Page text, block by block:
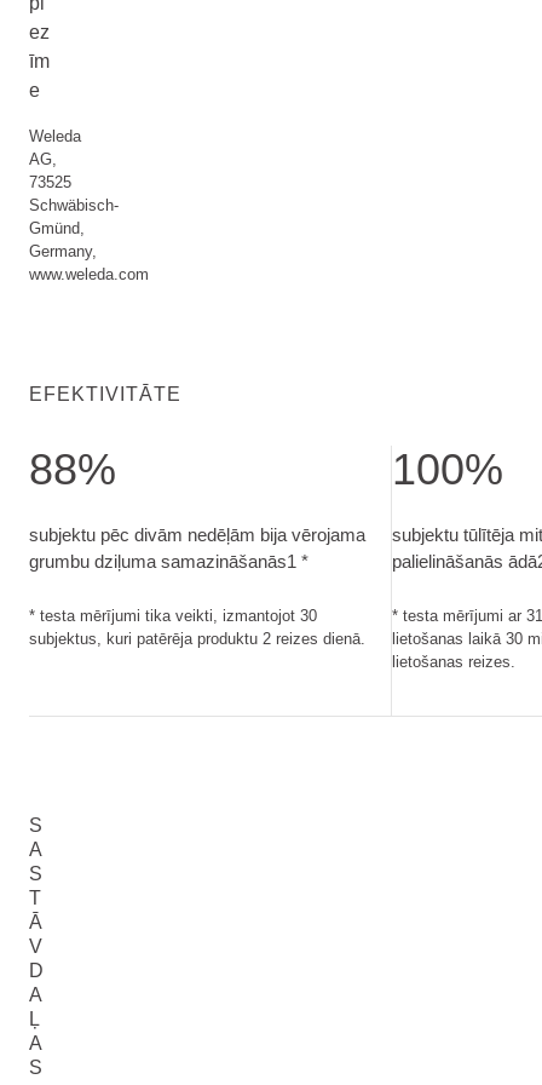
ez
īm
e
Weleda
AG,
73525
Schwäbisch-
Gmünd,
Germany,
www.weleda.com
EFEKTIVITĀTE
88%
subjektu pēc divām nedēļām bija vērojama
grumbu dziļuma samazināšanās1 *
* testa mērījumi tika veikti, izmantojot 30
subjektus, kuri patērēja produktu 2 reizes dienā.
100%
subjektu tūlītēja
palielināšanās
* testa mērījumi ar
lietošanas laikā 30
lietošanas reizes.
S
A
S
T
Ā
V
D
A
Ļ
A
S